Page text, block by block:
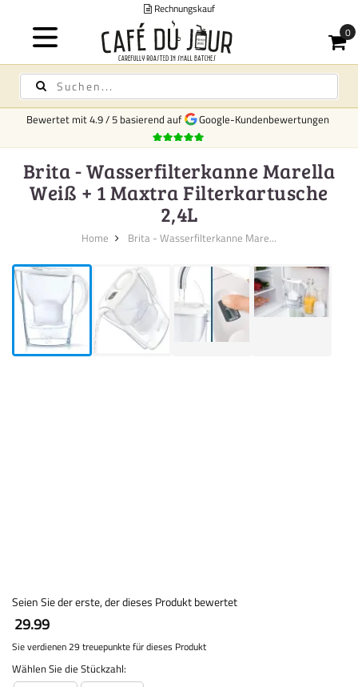
Rechnungskauf
Bewertet mit4.9/5 basierend auf Google-Kundenbewertungen
Brita - Wasserfilterkanne Marella
Weiß + 1 Maxtra Filterkartusche
2,4L
Home Brita - Wasserfilterkanne Mare...
Seien Sie der erste, der dieses Produkt bewertet
29.99
Sie verdienen 29 treuepunkte für dieses Produkt
Wählen Sie die Stückzahl: